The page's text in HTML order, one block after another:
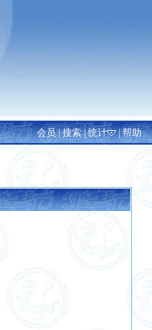
会员|搜索|统计 |帮助